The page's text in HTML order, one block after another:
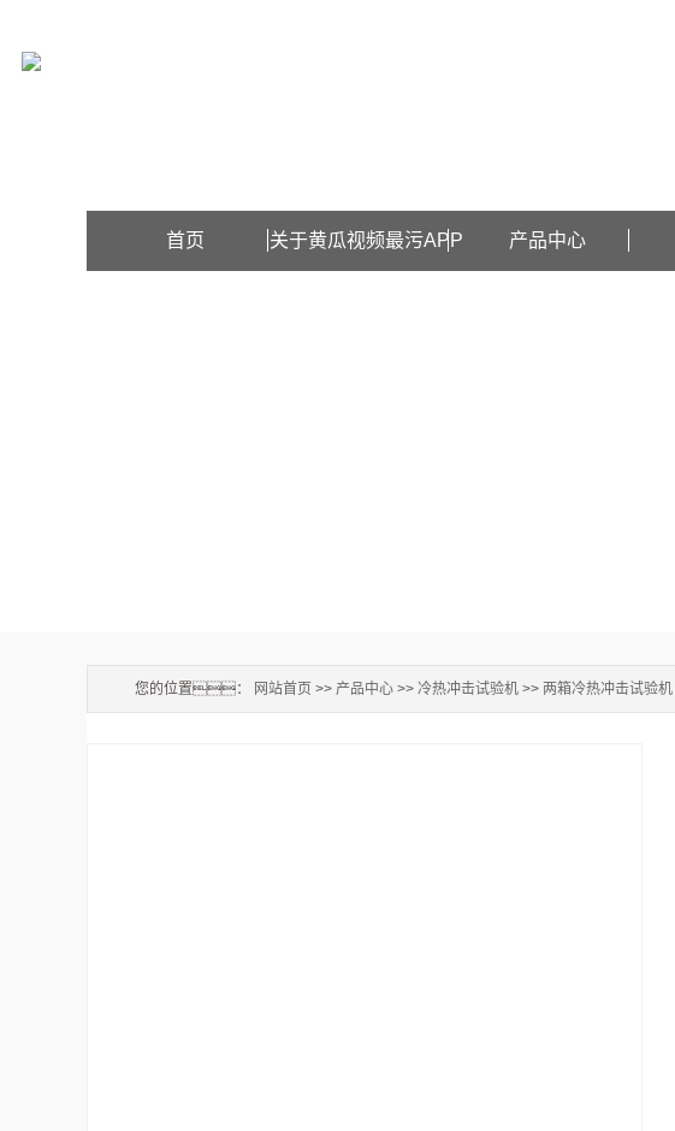
首页 关于黄瓜视频最污APP 产品中心
您的位置： 网站首页 >> 产品中心 >> 冷热冲击试验机 >> 两箱冷热冲击试验机